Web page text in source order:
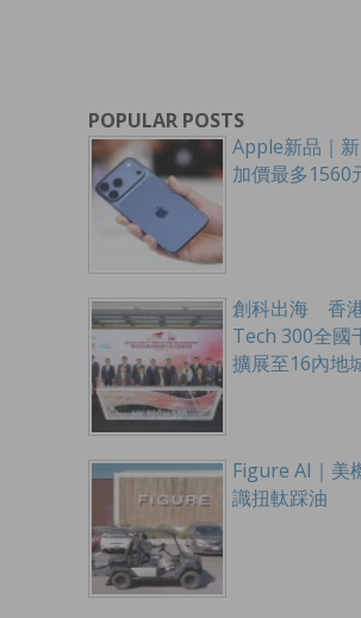
POPULAR POSTS
Apple新品｜
加價最多1560
創科出海 香
Tech 300全國
擴展至16內地
Figure AI｜美
識扭軚踩油